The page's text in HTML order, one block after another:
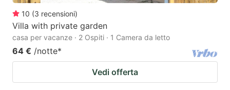
10 (3 recensioni)
Villa with private garden
casa per vacanze · 2 Ospiti · 1 Camera da letto
64 € /notte*
Vedi offerta